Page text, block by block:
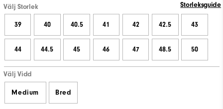
Välj Storlek Storleksguide
39 40 40.5 41 42 42.5 43
44 44.5 45 46 47 48.5 50
Välj Vidd
Medium Bred